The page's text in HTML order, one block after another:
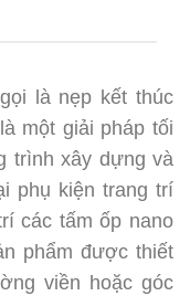
là nẹp kết thúc
một giải pháp tối
trình xây dựng và
phụ kiện trang trí
các tấm ốp nano
phẩm được thiết
viền hoặc góc